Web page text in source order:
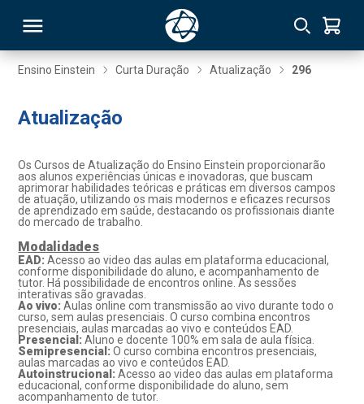
Ensino Einstein Curta Duração Atualização 296
Atualização
Os Cursos de Atualização do Ensino Einstein proporcionarão
aos alunos experiências únicas e inovadoras, que buscam
aprimorar habilidades teóricas e práticas em diversos campos
de atuação, utilizando os mais modernos e eficazes recursos
de aprendizado em saúde, destacando os profissionais diante
do mercado de trabalho.
Modalidades
EAD:Acesso ao video das aulas em plataforma educacional,
conforme disponibilidade do aluno, e acompanhamento de
tutor. Há possibilidade de encontros online. As sessões
interativas são gravadas.
Ao vivo: Aulas online com transmissão ao vivo durante todo o
curso, sem aulas presenciais. O curso combina encontros
presenciais, aulas marcadas ao vivo e conteúdos EAD.
Presencial:Aluno e docente 100% em sala de aula física.
Semipresencial:O curso combina encontros presenciais,
aulas marcadas ao vivo e conteúdos EAD.
Autoinstrucional:Acesso ao video das aulas em plataforma
educacional, conforme disponibilidade do aluno, sem
acompanhamento de tutor.